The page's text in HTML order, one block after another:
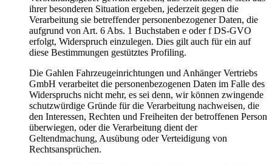
ihrer besonderen Situation ergeben, jederzeit gegen die
Verarbeitung sie betreffender personenbezogener Daten, die
aufgrund von Art. 6 Abs. 1 Buchstaben e oder f DS-GVO
erfolgt, Widerspruch einzulegen. Dies gilt auch für ein auf
diese Bestimmungen gestütztes Profiling.
Die Gahlen Fahrzeugeinrichtungen und Anhänger Vertriebs
GmbH verarbeitet die personenbezogenen Daten im Falle des
Widerspruchs nicht mehr, es sei denn, wir können zwingende
schutzwürdige Gründe für die Verarbeitung nachweisen, die
den Interessen, Rechten und Freiheiten der betroffenen Person
überwiegen, oder die Verarbeitung dient der
Geltendmachung, Ausübung oder Verteidigung von
Rechtsansprüchen.